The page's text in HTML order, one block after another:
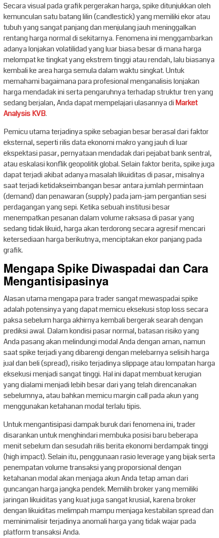
Secara visual pada grafik pergerakan harga, spike ditunjukkan oleh
kemunculan satu batang lilin (candlestick) yang memiliki ekor atau
tubuh yang sangat panjang dan menjulang jauh meninggalkan
rentang harga normal di sekitarnya. Fenomena ini menggambarkan
adanya lonjakan volatilidad yang luar biasa besar di mana harga
melompat ke tingkat yang ekstrem tinggi atau rendah, lalu biasanya
kembali ke area harga semula dalam waktu singkat. Untuk
memahami bagaimana para profesional menganalisis lonjakan
harga mendadak ini serta pengaruhnya terhadap struktur tren yang
sedang berjalan, Anda dapat mempelajari ulasannya diMarket
Analysis KVB.
Pemicu utama terjadinya spike sebagian besar berasal dari faktor
eksternal, seperti rilis data ekonomi makro yang jauh di luar
ekspektasi pasar, pernyataan mendadak dari pejabat bank sentral,
atau eskalasi konflik geopolitik global. Selain faktor berita, spike juga
dapat terjadi akibat adanya masalah likuiditas di pasar, misalnya
saat terjadi ketidakseimbangan besar antara jumlah permintaan
(demand) dan penawaran (supply) pada jam-jam pergantian sesi
perdagangan yang sepi. Ketika sebuah institusi besar
menempatkan pesanan dalam volume raksasa di pasar yang
sedang tidak likuid, harga akan terdorong secara agresif mencari
ketersediaan harga berikutnya, menciptakan ekor panjang pada
grafik.
Mengapa Spike Diwaspadai dan Cara
Mengantisipasinya
Alasan utama mengapa para trader sangat mewaspadai spike
adalah potensinya yang dapat memicu eksekusi stop loss secara
paksa sebelum harga akhirnya kembali bergerak searah dengan
prediksi awal. Dalam kondisi pasar normal, batasan risiko yang
Anda pasang akan melindungi modal Anda dengan aman, namun
saat spike terjadi yang dibarengi dengan melebarnya selisih harga
jual dan beli (spread), risiko terjadinya slippage atau lompatan harga
eksekusi menjadi sangat tinggi. Hal ini dapat membuat kerugian
yang dialami menjadi lebih besar dari yang telah direncanakan
sebelumnya, atau bahkan memicu margin call pada akun yang
menggunakan ketahanan modal terlalu tipis.
Untuk mengantisipasi dampak buruk dari fenomena ini, trader
disarankan untuk menghindari membuka posisi baru beberapa
menit sebelum dan sesudah rilis berita ekonomi berdampak tinggi
(high impact). Selain itu, penggunaan rasio leverage yang bijak serta
penempatan volume transaksi yang proporsional dengan
ketahanan modal akan menjaga akun Anda tetap aman dari
guncangan harga jangka pendek. Memilih broker yang memiliki
jaringan likuiditas yang kuat juga sangat krusial, karena broker
dengan likuiditas melimpah mampu menjaga kestabilan spread dan
meminimalisir terjadinya anomali harga yang tidak wajar pada
platform transaksi Anda.